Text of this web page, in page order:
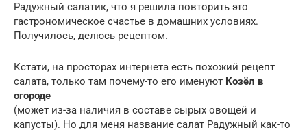
Радужный салатик, что я решила повторить это
гастрономическое счастье в домашних условиях.
Получилось, делюсь рецептом.
Кстати, на просторах интернета есть похожий рецепт
салата, только там почему-то его именуют Козёл в
огороде
(может из-за наличия в составе сырых овощей и
капусты). Но для меня название салат Радужный как-то